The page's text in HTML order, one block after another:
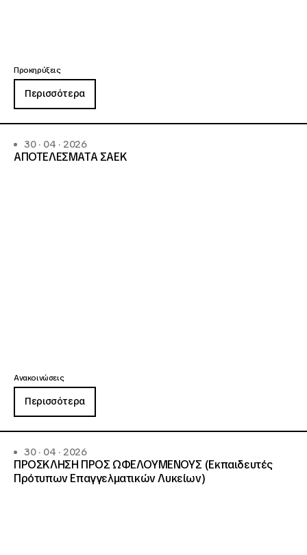
Προκηρύξεις
Περισσότερα
30 · 04 · 2026
ΑΠΟΤΕΛΕΣΜΑΤΑ ΣΑΕΚ
Ανακοινώσεις
Περισσότερα
30 · 04 · 2026
ΠΡΟΣΚΛΗΣΗ ΠΡΟΣ ΩΦΕΛΟΥΜΕΝΟΥΣ (Εκπαιδευτές
Πρότυπων Επαγγελματικών Λυκείων)